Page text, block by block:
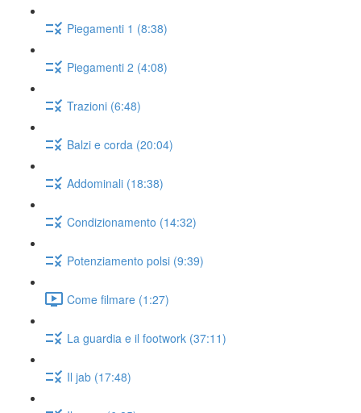
Piegamenti 1 (8:38)
Piegamenti 2 (4:08)
Trazioni (6:48)
Balzi e corda (20:04)
Addominali (18:38)
Condizionamento (14:32)
Potenziamento polsi (9:39)
Come filmare (1:27)
La guardia e il footwork (37:11)
Il jab (17:48)